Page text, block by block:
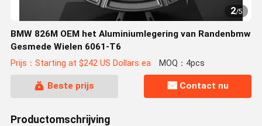
2/5
BMW 826M OEM het Aluminiumlegering van Randenbmw
Gesmede Wielen 6061-T6
Prijs：Starting at $242 US Dollars ea MOQ：4pcs
Beste prijs Contact nu
Productomschrijving